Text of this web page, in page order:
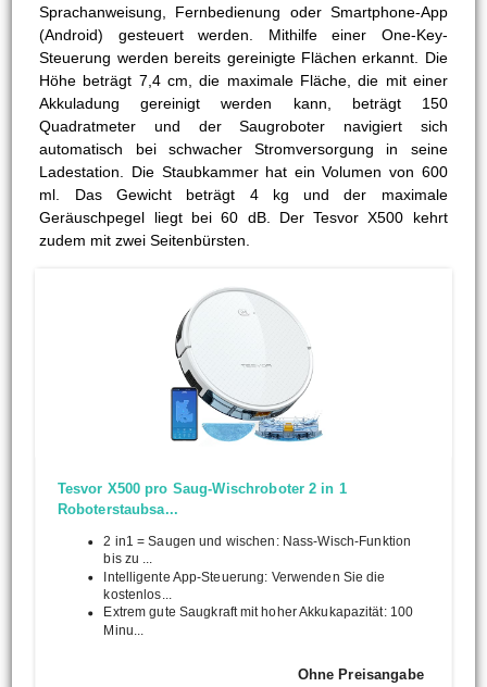
Sprachanweisung, Fernbedienung oder Smartphone-App
(Android) gesteuert werden. Mithilfe einer One-Key-
Steuerung werden bereits gereinigte Flächen erkannt. Die
Höhe beträgt 7,4 cm, die maximale Fläche, die mit einer
Akkuladung gereinigt werden kann, beträgt 150
Quadratmeter und der Saugroboter navigiert sich
automatisch bei schwacher Stromversorgung in seine
Ladestation. Die Staubkammer hat ein Volumen von 600
ml. Das Gewicht beträgt 4 kg und der maximale
Geräuschpegel liegt bei 60 dB. Der Tesvor X500 kehrt
zudem mit zwei Seitenbürsten.
Tesvor X500 pro Saug-Wischroboter 2 in 1
Roboterstaubsa...
2 in1 = Saugen und wischen: Nass-Wisch-Funktion
bis zu ...
Intelligente App-Steuerung: Verwenden Sie die
kostenlos...
Extrem gute Saugkraft mit hoher Akkukapazität: 100
Minu...
Ohne Preisangabe